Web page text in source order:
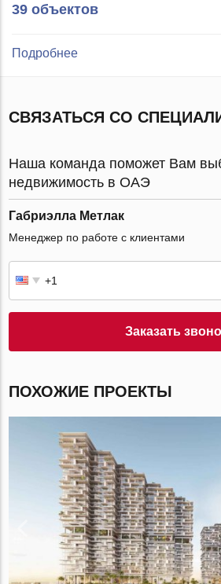
39 объектов
Подробнее
СВЯЗАТЬСЯ СО
Наша команда поможет Вам
недвижимость в ОАЭ
Габриэлла Метлак
Менеджер по работе с клиентами
Заказать
ПОХОЖИЕ ПРОЕКТЫ